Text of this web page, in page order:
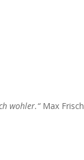
wohler.“Max Frisch